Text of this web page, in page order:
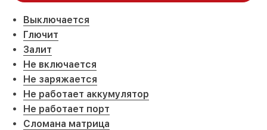
Выключается
Глючит
Залит
Не включается
Не заряжается
Не работает аккумулятор
Не работает порт
Сломана матрица